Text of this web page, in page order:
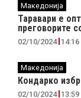
Македонија
Таравари e
преговорите
02/10/2024 14:16
Македонија
Кондарко
02/10/2024 13:59